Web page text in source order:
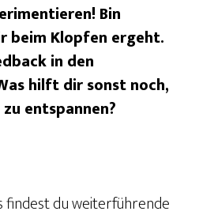
Bin
beim Klopfen ergeht.
in den
hilft dir sonst noch,
entspannen?
findest du weiterführende